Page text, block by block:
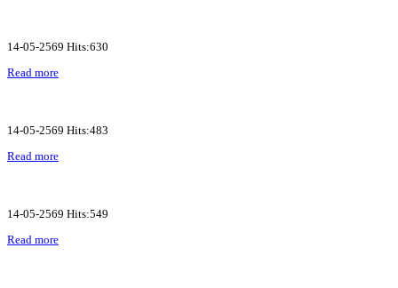
14-05-2569 Hits:630
Read more
14-05-2569 Hits:483
Read more
14-05-2569 Hits:549
Read more